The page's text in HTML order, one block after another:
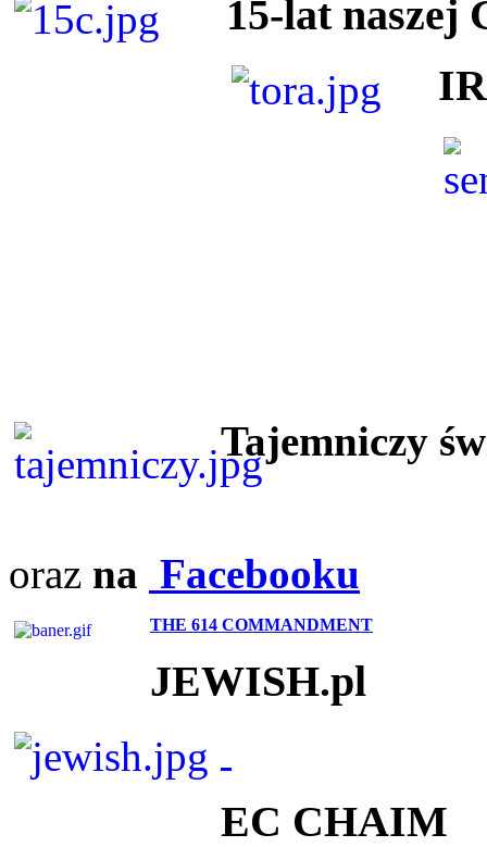
15-lat naszej
Tajemniczy
oraz na Facebooku
THE 614 COMMANDMENT
JEWISH.pl
EC CHAIM